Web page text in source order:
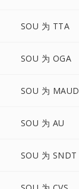
SOU 为 TTA
SOU 为 OGA
SOU 为 MAUD
SOU 为 AU
SOU 为 SNDT